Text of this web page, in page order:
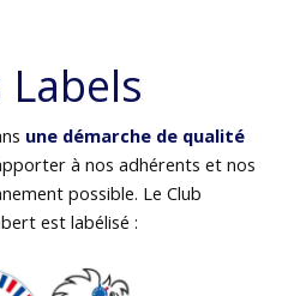
Labels
une démarche de qualité
à nos adhérents et nos
possible. Le Club
est labélisé :